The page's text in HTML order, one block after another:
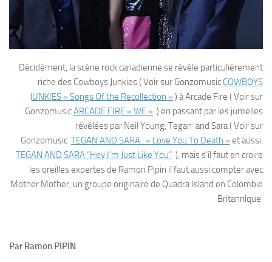
Décidément, la scène rock canadienne se révèle particulièrement
riche des Cowboys Junkies ( Voir sur Gonzomusic COWBOYS
JUNKIES « Songs Of the Recollection » ) à Arcade Fire ( Voir sur
GonzomusicARCADE FIRE « WE » ) en passant par les jumelles
révélées par Neil Young, Tegan and Sara ( Voir sur
Gonzomusic TEGAN AND SARA : « Love You To Death » et aussi
TEGAN AND SARA “Hey I’m Just Like You” ), mais s’il faut en croire
les oreilles expertes de Ramon Pipin il faut aussi compter avec
Mother Mother, un groupe originaire de Quadra Island en Colombie
Britannique.
Par Ramon PIPIN